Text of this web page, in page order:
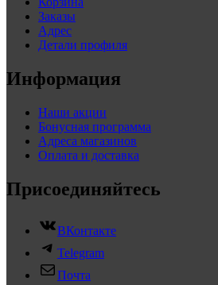
Заказы
Адрес
Детали профиля
Информация
Наши акции
Бонусная программа
Адреса магазинов
Оплата и доставка
Присоединяйтесь
ВКонтакте
Telegram
Почта